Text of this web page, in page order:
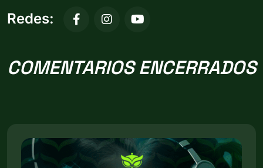
Redes:
COMENTARIOS ENCERRADOS